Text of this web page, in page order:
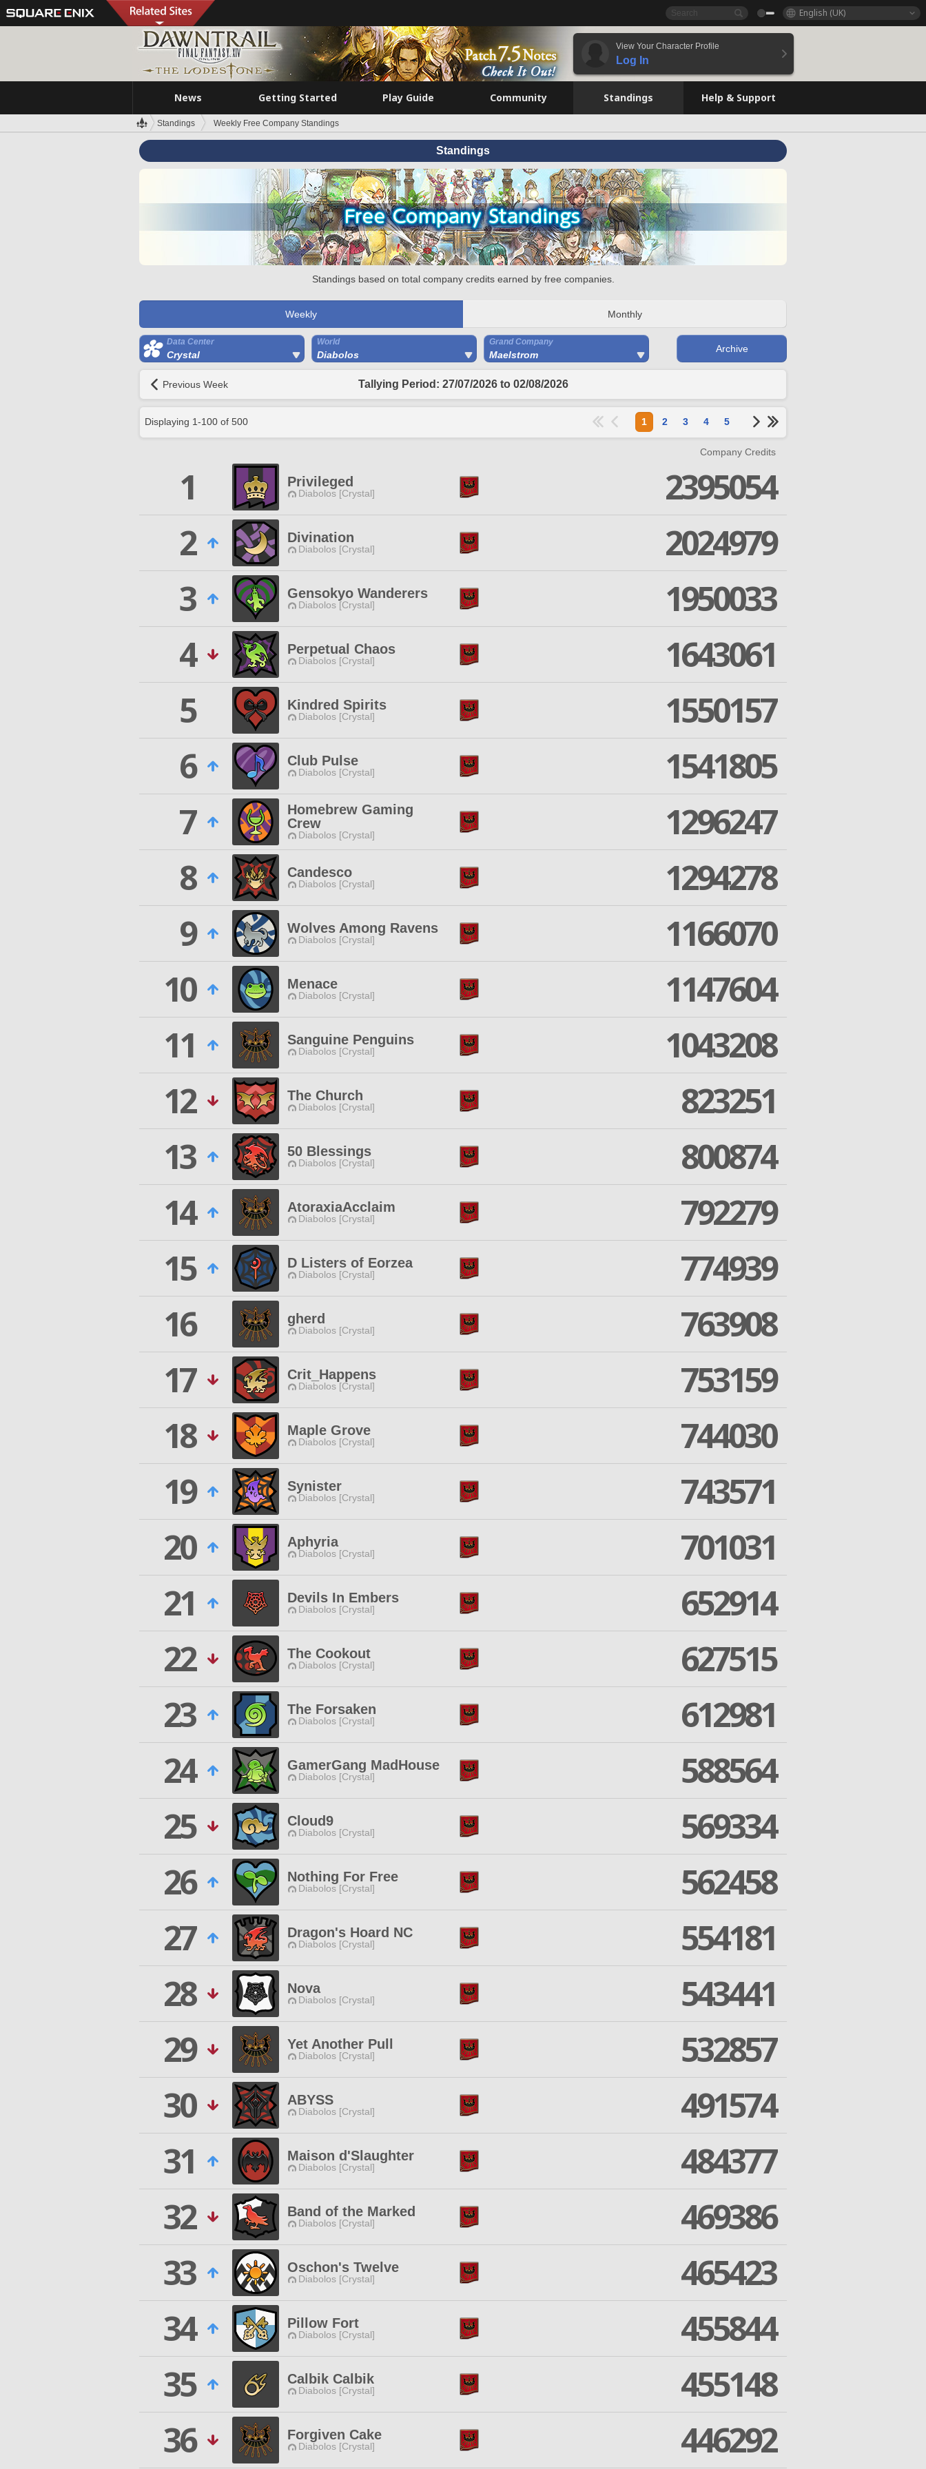
English (UK)
View Your Character Profile
Log In
News Getting Started Play Guide Community Standings Help & Support
Standings Weekly Free Company Standings
Standings
Standings based on total company credits earned by free companies.
Weekly Monthly
Data Center
Crystal
World
Diabolos
Grand Company
Maelstrom
Archive
Previous Week Tallying Period: 27/07/2026 to 02/08/2026
Displaying 1-100 of 500 1 2 3 4 5
Company Credits
1 Privileged
Diabolos [Crystal]
2395054
2
Divination
Diabolos [Crystal]
2024979
3
Gensokyo Wanderers
Diabolos [Crystal]
1950033
4
Perpetual Chaos
Diabolos [Crystal]
1643061
5
Kindred Spirits
Diabolos [Crystal]
1550157
6
Club Pulse
Diabolos [Crystal]
1541805
7
Homebrew Gaming
Crew
Diabolos [Crystal]
1296247
8
Candesco
Diabolos [Crystal]
1294278
9
Wolves Among Ravens
Diabolos [Crystal]
1166070
10
Menace
Diabolos [Crystal]
1147604
11
Sanguine Penguins
Diabolos [Crystal]
1043208
12
The Church
Diabolos [Crystal]
823251
13
50 Blessings
Diabolos [Crystal]
800874
14
AtoraxiaAcclaim
Diabolos [Crystal]
792279
15
D Listers of Eorzea
Diabolos [Crystal]
774939
16
gherd
Diabolos [Crystal]
763908
17
Crit_Happens
Diabolos [Crystal]
753159
18
Maple Grove
Diabolos [Crystal]
744030
19
Synister
Diabolos [Crystal]
743571
20
Aphyria
Diabolos [Crystal]
701031
21
Devils In Embers
Diabolos [Crystal]
652914
22
The Cookout
Diabolos [Crystal]
627515
23
The Forsaken
Diabolos [Crystal]
612981
24
GamerGang MadHouse
Diabolos [Crystal]
588564
25
Cloud9
Diabolos [Crystal]
569334
26
Nothing For Free
Diabolos [Crystal]
562458
27
Dragon's Hoard NC
Diabolos [Crystal]
554181
28
Nova
Diabolos [Crystal]
543441
29
Yet Another Pull
Diabolos [Crystal]
532857
30
ABYSS
Diabolos [Crystal]
491574
31
Maison d'Slaughter
Diabolos [Crystal]
484377
32
Band of the Marked
Diabolos [Crystal]
469386
33
Oschon's Twelve
Diabolos [Crystal]
465423
34
Pillow Fort
Diabolos [Crystal]
455844
35
Calbik Calbik
Diabolos [Crystal]
455148
36
Forgiven Cake
Diabolos [Crystal] 446292